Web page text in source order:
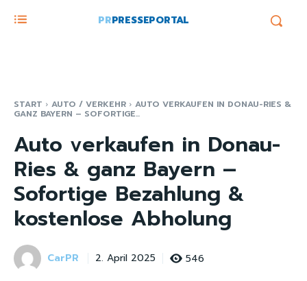
PRPRESSEPORTAL
START AUTO / VERKEHR AUTO VERKAUFEN IN DONAU-RIES &
GANZ BAYERN – SOFORTIGE...
Auto verkaufen in Donau-
Ries & ganz Bayern –
Sofortige Bezahlung &
kostenlose Abholung
CarPR 2. April 2025 546